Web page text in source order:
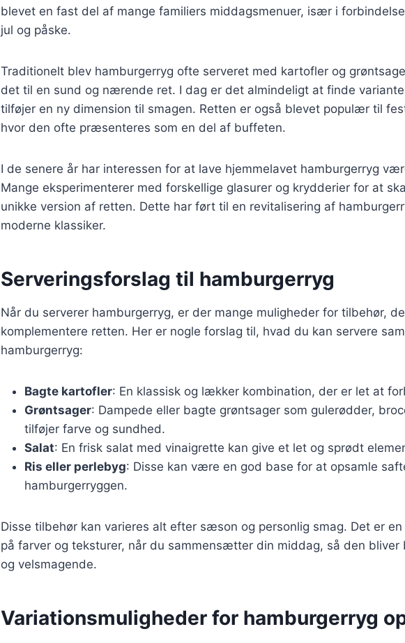
blevet en fast del af mange familiers middagsmenuer, især i
jul og påske.
Traditionelt blev hamburgerryg ofte serveret med kartofler og
det til en sund og nærende ret. I dag er det almindeligt at finde
tilføjer en ny dimension til smagen. Retten er også blevet populær til
hvor den ofte præsenteres som en del af buffeten.
I de senere år har interessen for at lave hjemmelavet hamburgerryg
Mange eksperimenterer med forskellige glasurer og krydderier for at
unikke version af retten. Dette har ført til en revitalisering af
moderne klassiker.
Serveringsforslag til hamburgerryg
Når du serverer hamburgerryg, er der mange muligheder for tilbehør,
komplementere retten. Her er nogle forslag til, hvad du kan servere
hamburgerryg:
Bagte kartofler: En klassisk og lækker kombination, der er let at
Grøntsager: Dampede eller bagte grøntsager som gulerødder,
tilføjer farve og sundhed.
Salat: En frisk salat med vinaigrette kan give et let og sprødt
Ris eller perlebyg: Disse kan være en god base for at opsamle
hamburgerryggen.
Disse tilbehør kan varieres alt efter sæson og personlig smag. Det er
på farver og teksturer, når du sammensætter din middag, så den bliver
og velsmagende.
Variationsmuligheder for hamburgerryg